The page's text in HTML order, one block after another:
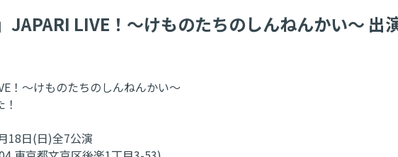
LIVE！～けものたちのしんねんかい～ 出
！～けものたちのしんねんかい～
18日(日)全7公演